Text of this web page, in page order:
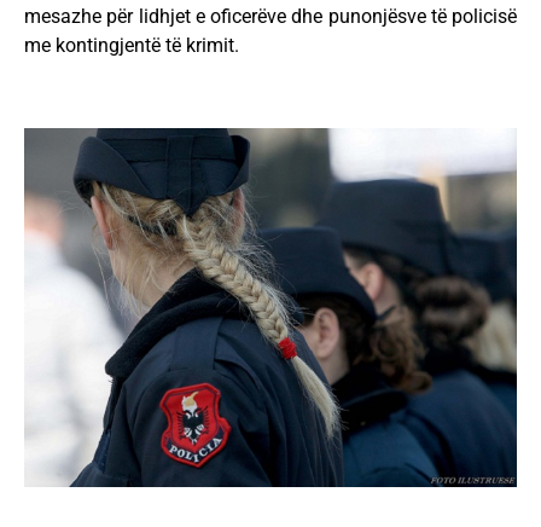
mesazhe për lidhjet e oficerëve dhe punonjësve të policisë
me kontingjentë të krimit.